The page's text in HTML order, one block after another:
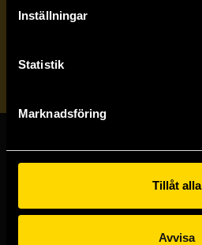
Inställningar
Statistik
Marknadsföring
Tillåt alla
Avvisa
Butiker & kundtjänst
Västerlånggatan 48